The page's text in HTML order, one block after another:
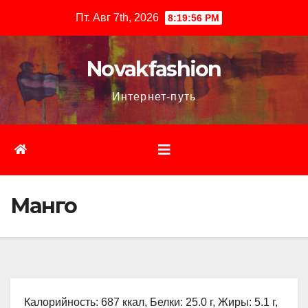
содержимому
Пт. Авг 7th, 2026 8:19:58 PM
Novakfashion
Интернет-путь
Манго
Калорийность: 687 ккал, Белки: 25.0 г, Жиры: 5.1 г,